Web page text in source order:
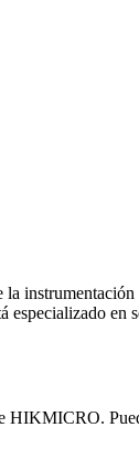
en
HIKMICRO.